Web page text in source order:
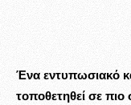
Ένα εντυπωσιακό
τοποθετηθεί σε πιο